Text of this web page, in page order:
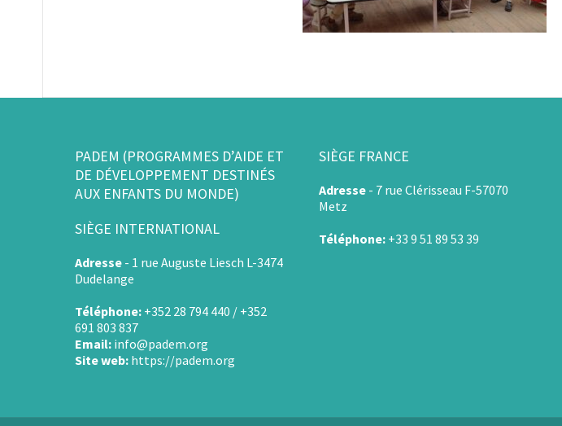
PADEM (PROGRAMMES D’AIDE ET
DE DÉVELOPPEMENT DESTINÉS
AUX ENFANTS DU MONDE)
SIÈGE INTERNATIONAL
Adresse - 1 rue Auguste Liesch L-3474
Dudelange
Téléphone: +352 28 794 440 / +352
691 803 837
Email: info@padem.org
Site web: https://padem.org
SIÈGE FRANCE
Adresse - 7 rue Clérisseau F-57070
Metz
Téléphone: +33 9 51 89 53 39